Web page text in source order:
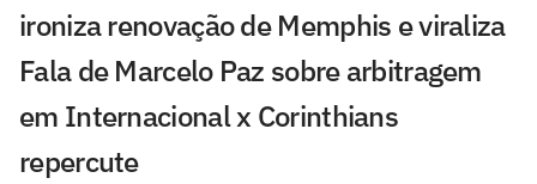
ironiza renovação de Memphis e viraliza
Fala de Marcelo Paz sobre arbitragem
em Internacional x Corinthians
repercute